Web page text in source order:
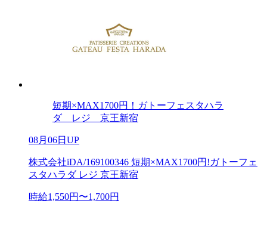
短期×MAX1700円！ガトーフェスタハラ
ダ レジ 京王新宿
08月06日UP
株式会社iDA/169100346 短期×MAX1700円!ガトーフェ
スタハラダ レジ 京王新宿
時給1,550円〜1,700円